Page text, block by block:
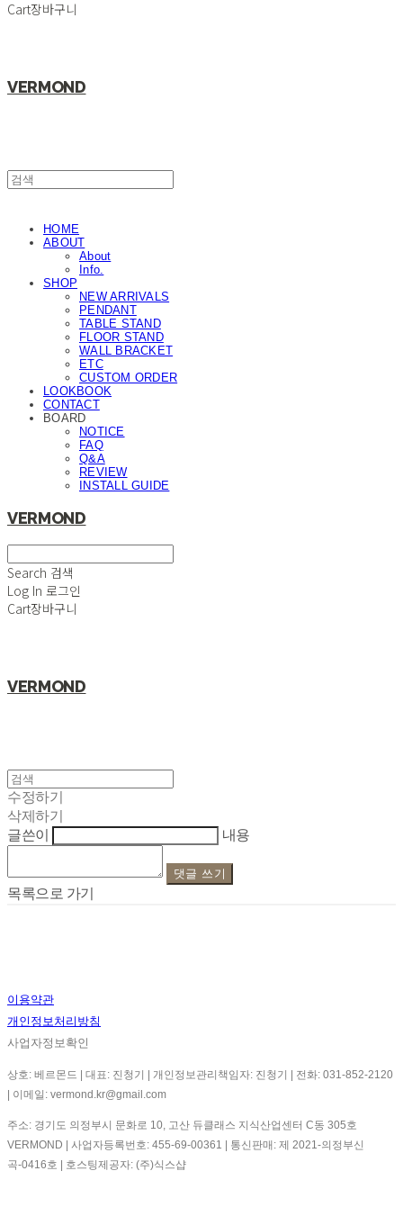
Cart장바구니
VERMOND
HOME
ABOUT
About
Info.
SHOP
NEW ARRIVALS
PENDANT
TABLE STAND
FLOOR STAND
WALL BRACKET
ETC
CUSTOM ORDER
LOOKBOOK
CONTACT
BOARD
NOTICE
FAQ
Q&A
REVIEW
INSTALL GUIDE
VERMOND
Search 검색
Log In 로그인
Cart장바구니
VERMOND
수정하기
삭제하기
글쓴이
내용
댓글 쓰기
목록으로 가기
이용약관
개인정보처리방침
사업자정보확인
상호: 베르몬드 | 대표: 진청기 | 개인정보관리책임자: 진청기 | 전화: 031-852-2120
| 이메일: vermond.kr@gmail.com
주소: 경기도 의정부시 문화로 10, 고산 듀클래스 지식산업센터 C동 305호
VERMOND | 사업자등록번호: 455-69-00361 | 통신판매: 제 2021-의정부신
곡-0416호 | 호스팅제공자: (주)식스샵